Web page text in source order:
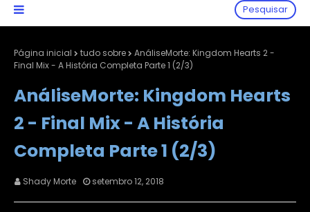
Pesquisar
Página inicial tudo sobre
AnáliseMorte: Kingdom Hearts 2 -
Final Mix - A História Completa Parte 1 (2/3)
AnáliseMorte: Kingdom Hearts
2 - Final Mix - A História
Completa Parte 1 (2/3)
Shady Morte setembro 12, 2018